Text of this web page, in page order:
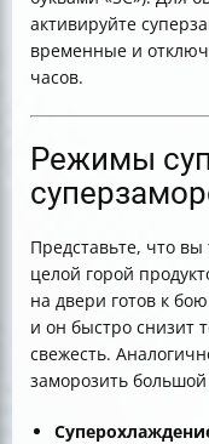
активируйте
временные и
часов.
Режимы
Представьте, что вы
целой горой
на двери готов к
и он быстро снизит
свежесть.
заморозить